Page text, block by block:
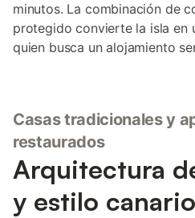
minutos. La combinación de
protegido convierte la isla en
quien busca un alojamiento
Casas tradicionales y
restaurados
Arquitectura
y estilo canario